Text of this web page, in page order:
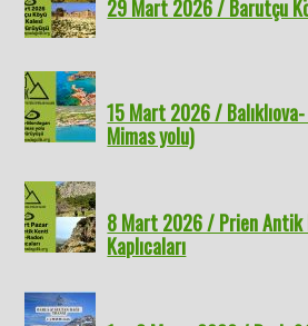
29 Mart 2026 / Barutçu
15 Mart 2026 /
Mimas yolu)
8 Mart 2026 / Prien Antik
Kaplıcaları